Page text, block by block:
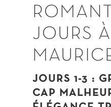
JOURS À
JOURS 1-3 :
CAP